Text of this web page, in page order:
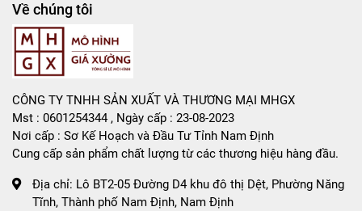
Về chúng tôi
CÔNG TY TNHH SẢN XUẤT VÀ THƯƠNG MẠI MHGX
Mst : 0601254344 , Ngày cấp : 23-08-2023
Nơi cấp : Sơ Kế Hoạch và Đầu Tư Tỉnh Nam Định
Cung cấp sản phẩm chất lượng từ các thương hiệu hàng đầu.
Địa chỉ: Lô BT2-05 Đường D4 khu đô thị Dệt, Phường Năng
Tĩnh, Thành phố Nam Định, Nam Định